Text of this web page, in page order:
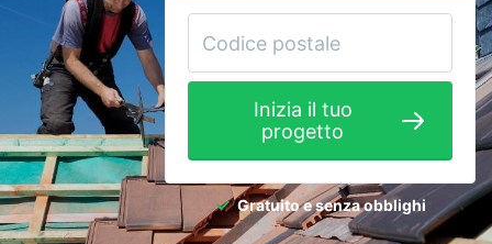
Edilizia
Elettricisti
Giardinieri
Idraulici
Imbianchini
Inizia il tuo
progetto
Gratuito e senza obblighi